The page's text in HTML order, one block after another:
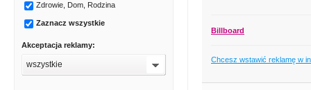
Zdrowie, Dom, Rodzina
Zaznacz wszystkie
Akceptacja reklamy:
wszystkie
Billboard
Chcesz wstawić reklamę w